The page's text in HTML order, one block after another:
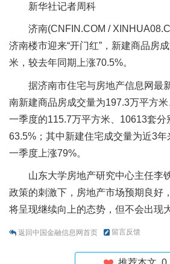
新华社记者周科
济南(CNFIN.COM /
济南楼市迎来“开门红”，新建商品房
米，较去年同期上涨70.5%。
据济南市住宅与房地产信息网最
南新建商品房成交量为197.3万平方
一季度的115.7万平方米、10613套分
63.5%；其中新建住宅成交量为近3
一季度上涨79%。
山东大学房地产研究中心主任李
政策的刺激下，房地产市场预期良好
将呈现继续向上的态势，但不会出现
返回中国金融信息网首页 留言反馈